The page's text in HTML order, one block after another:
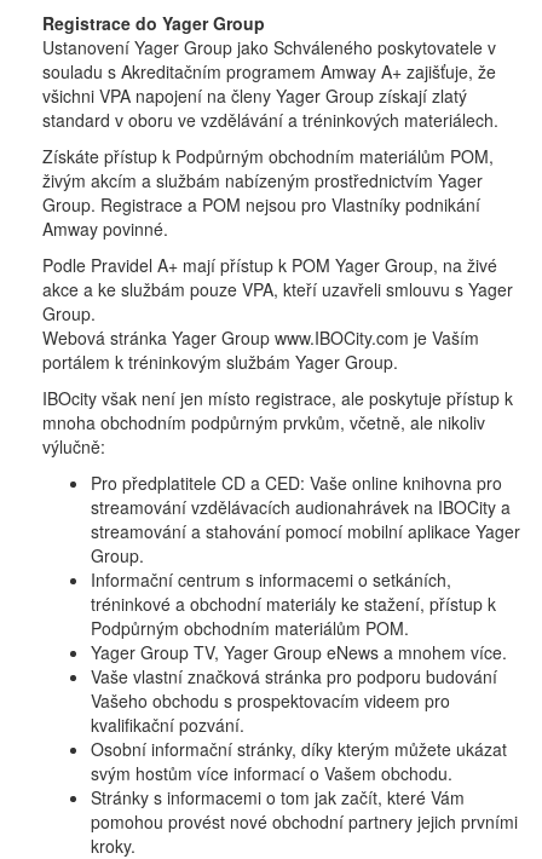
Registrace do Yager Group
Ustanovení Yager Group jako Schváleného poskytovatele v
souladu s Akreditačním programem Amway A+ zajišťuje, že
všichni VPA napojení na členy Yager Group získají zlatý
standard v oboru ve vzdělávání a tréninkových materiálech.
Získáte přístup k Podpůrným obchodním materiálům POM,
živým akcím a službám nabízeným prostřednictvím Yager
Group. Registrace a POM nejsou pro Vlastníky podnikání
Amway povinné.
Podle Pravidel A+ mají přístup k POM Yager Group, na živé
akce a ke službám pouze VPA, kteří uzavřeli smlouvu s Yager
Group.
Webová stránka Yager Group www.IBOCity.com je Vaším
portálem k tréninkovým službám Yager Group.
IBOcity však není jen místo registrace, ale poskytuje přístup k
mnoha obchodním podpůrným prvkům, včetně, ale nikoliv
výlučně:
Pro předplatitele CD a CED: Vaše online knihovna pro
streamování vzdělávacích audionahrávek na IBOCity a
streamování a stahování pomocí mobilní aplikace Yager
Group.
Informační centrum s informacemi o setkáních,
tréninkové a obchodní materiály ke stažení, přístup k
Podpůrným obchodním materiálům POM.
Yager Group TV, Yager Group eNews a mnohem více.
Vaše vlastní značková stránka pro podporu budování
Vašeho obchodu s prospektovacím videem pro
kvalifikační pozvání.
Osobní informační stránky, díky kterým můžete ukázat
svým hostům více informací o Vašem obchodu.
Stránky s informacemi o tom jak začít, které Vám
pomohou provést nové obchodní partnery jejich prvními
kroky.